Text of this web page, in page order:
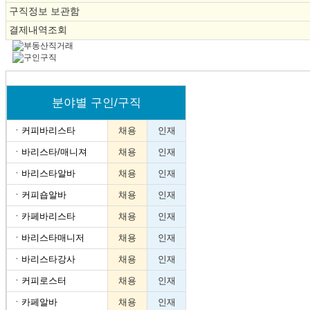
구직정보 보관함
결제내역조회
분야별 구인/구직
ㆍ 커피바리스타 채용 인재
ㆍ 바리스타/매니져 채용 인재
ㆍ 바리스타알바 채용 인재
ㆍ 커피숍알바 채용 인재
ㆍ 카페바리스타 채용 인재
ㆍ 바리스타매니저 채용 인재
ㆍ 바리스타강사 채용 인재
ㆍ 커피로스터 채용 인재
ㆍ 카페알바 채용 인재